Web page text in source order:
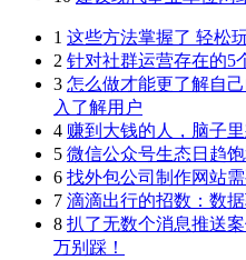
1 这些方法掌握了 轻松
2 针对社群运营存在的5
3 怎么做才能更了解自
入了解用户
4 赚到大钱的人，脑子
5 微信公众号生态日趋
6 找外包公司制作网站
7 滴滴出行的招数：数
8 扒了无数个消息推送
万别踩！